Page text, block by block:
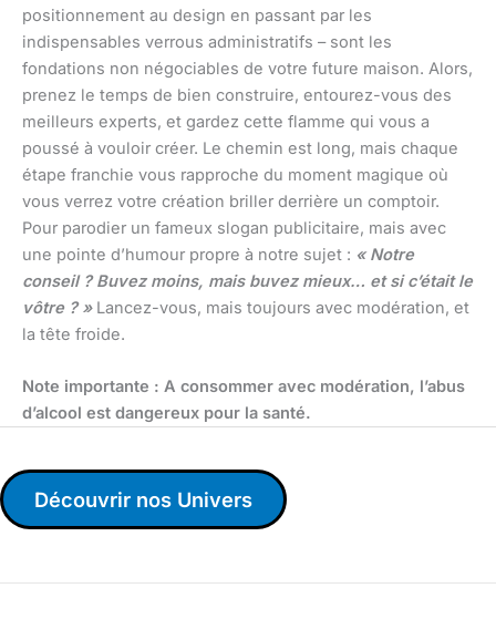
positionnement au design en passant par les
indispensables verrous administratifs – sont les
fondations non négociables de votre future maison. Alors,
prenez le temps de bien construire, entourez-vous des
meilleurs experts, et gardez cette flamme qui vous a
poussé à vouloir créer. Le chemin est long, mais chaque
étape franchie vous rapproche du moment magique où
vous verrez votre création briller derrière un comptoir.
Pour parodier un fameux slogan publicitaire, mais avec
une pointe d’humour propre à notre sujet : « Notre
conseil ? Buvez moins, mais buvez mieux… et si c’était le
vôtre ? »Lancez-vous, mais toujours avec modération, et
la tête froide.
Note importante : A consommer avec modération, l’abus
d’alcool est dangereux pour la santé.
Découvrir nos Univers